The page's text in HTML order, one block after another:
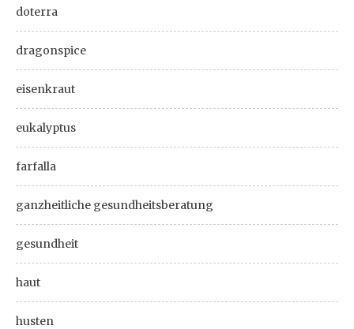
doterra
dragonspice
eisenkraut
eukalyptus
farfalla
ganzheitliche gesundheitsberatung
gesundheit
haut
husten